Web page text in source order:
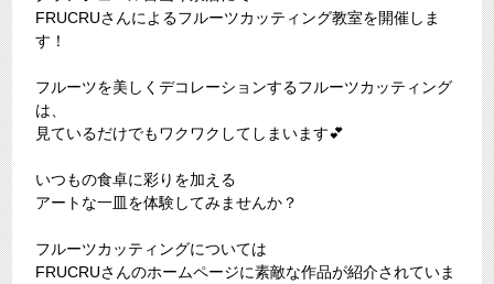
FRUCRUさんによるフルーツカッティング教室を開催しま
す！
フルーツを美しくデコレーションするフルーツカッティング
は、
見ているだけでもワクワクしてしまいます💕
いつもの食卓に彩りを加える
アートな一皿を体験してみませんか？
フルーツカッティングについては
FRUCRUさんのホームページに素敵な作品が紹介されていま